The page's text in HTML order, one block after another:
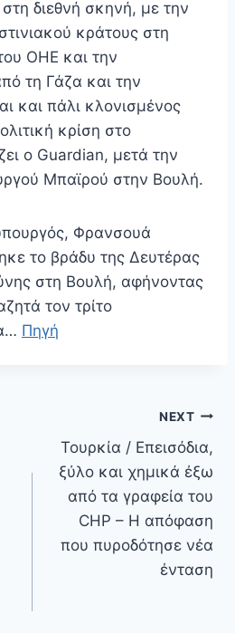
στη διεθνή σκηνή, με την
κράτους στη
ΟΗΕ και την
τη Γάζα και την
και πάλι κλονισμένος
κρίση στο
ο Guardian, μετά την
Μπαϊρού στην Βουλή.
Φρανσουά
το βράδυ της Δευτέρας
στη Βουλή, αφήνοντας
τον τρίτο
Πηγή
NEXT
Τουρκία / Επεισόδια,
ξύλο και χημικά έξω
από τα γραφεία του
CHP – Η απόφαση
που πυροδότησε νέα
ένταση